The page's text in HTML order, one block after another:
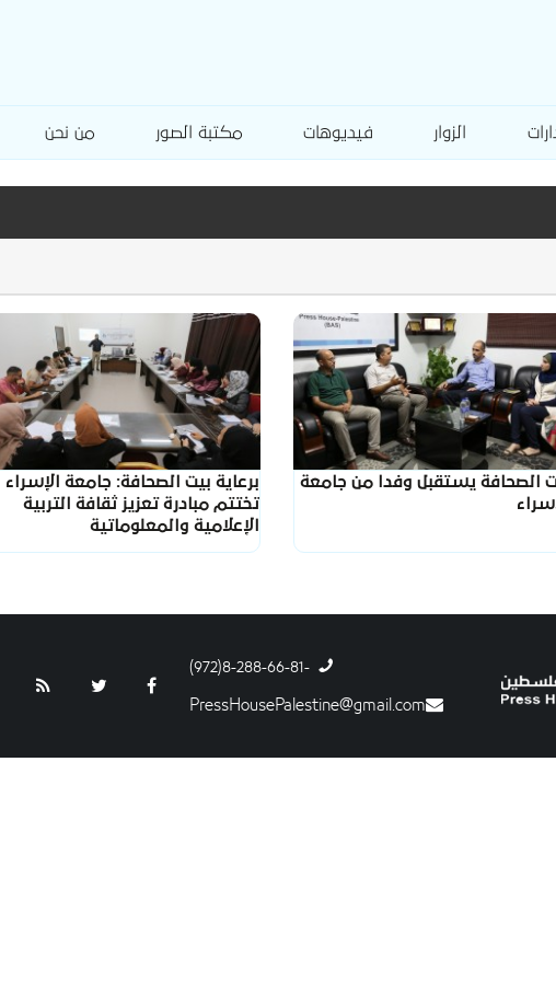
الزوار فيديوهات مكتبة الصور من نحن
الصحافة يستقبل وفدا من جامعة
برعاية بيت الصحافة: جامعة الإسراء
تختتم مبادرة تعزيز ثقافة التربية
الإعلامية والمعلوماتية
-8-288-66-81(972)
PressHousePalestine@gmail.com